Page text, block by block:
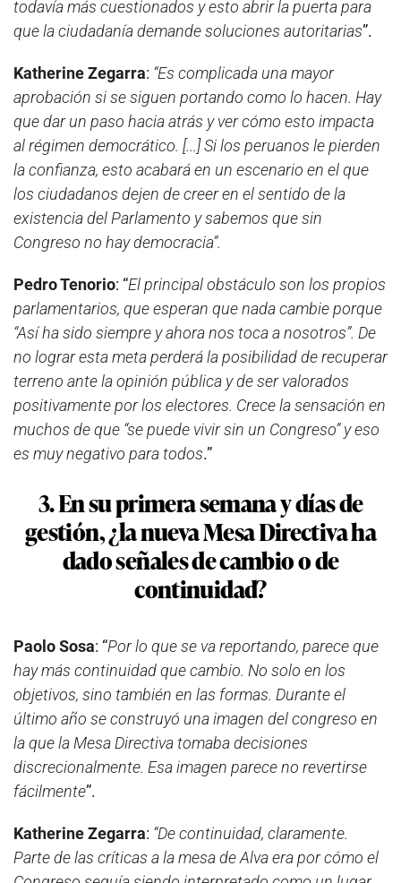
todavía más cuestionados y esto abrir la puerta para
que la ciudadanía demande soluciones autoritarias”.
Katherine Zegarra: “Es complicada una mayor
aprobación si se siguen portando como lo hacen. Hay
que dar un paso hacia atrás y ver cómo esto impacta
al régimen democrático. [...] Si los peruanos le pierden
la confianza, esto acabará en un escenario en el que
los ciudadanos dejen de creer en el sentido de la
existencia del Parlamento y sabemos que sin
Congreso no hay democracia”.
Pedro Tenorio: “El principal obstáculo son los propios
parlamentarios, que esperan que nada cambie porque
“Así ha sido siempre y ahora nos toca a nosotros”. De
no lograr esta meta perderá la posibilidad de recuperar
terreno ante la opinión pública y de ser valorados
positivamente por los electores. Crece la sensación en
muchos de que “se puede vivir sin un Congreso” y eso
es muy negativo para todos.”
3. En su primera semana y días de
gestión, ¿la nueva Mesa Directiva ha
dado señales de cambio o de
continuidad?
Paolo Sosa: “Por lo que se va reportando, parece que
hay más continuidad que cambio. No solo en los
objetivos, sino también en las formas. Durante el
último año se construyó una imagen del congreso en
la que la Mesa Directiva tomaba decisiones
discrecionalmente. Esa imagen parece no revertirse
fácilmente”.
Katherine Zegarra: “De continuidad, claramente.
Parte de las críticas a la mesa de Alva era por cómo el